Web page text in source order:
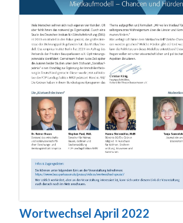
Wortwechsel April 2022